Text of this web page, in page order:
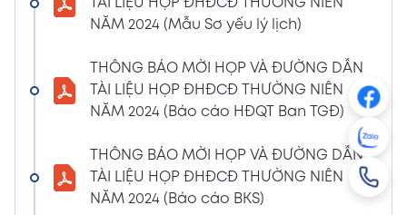
04/01/2024
CBTT VỀ QUYẾT ĐỊNH MIỄN NHIỆM PTGĐ
04/01/2024
CBTT VỀ QUYẾT ĐỊNH BỔ NHIỆM PTGĐ KHỐI
HỖ TRỢ
Xem PDF
18/12/2023
4:48 PM
TÀI LIỆU HỌP ĐHĐCĐ THƯỜNG NIÊN
NĂM 2024 (Mẫu Sơ yếu lý lịch)
THÔNG BÁO MỜI HỌP VÀ ĐƯỜNG DẪN
TÀI LIỆU HỌP ĐHĐCĐ THƯỜNG NIÊN
NĂM 2024 (Báo cáo HĐQT Ban TGĐ)
THÔNG BÁO MỜI HỌP VÀ ĐƯỜNG DẪN
TÀI LIỆU HỌP ĐHĐCĐ THƯỜNG NIÊN
NĂM 2024 (Báo cáo BKS)